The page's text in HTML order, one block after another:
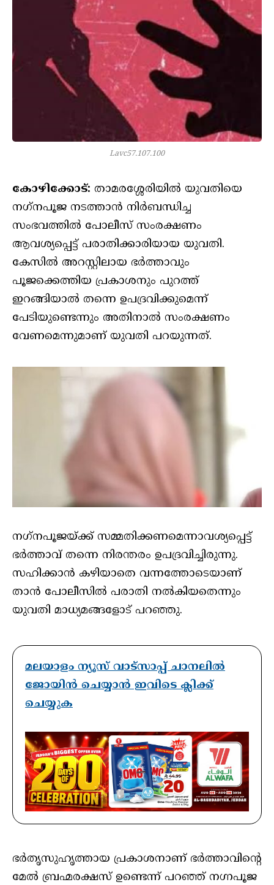
Lavc57.107.100
കോഴിക്കോട്: താമരശ്ശേരിയിൽ യുവതിയെ
നഗ്‌നപൂജ നടത്താൻ നിർബന്ധിച്ച
സംഭവത്തിൽ പോലീസ് സംരക്ഷണം
ആവശ്യപ്പെട്ട് പരാതിക്കാരിയായ യുവതി.
കേസിൽ അറസ്റ്റിലായ ഭർത്താവും
പൂജക്കെത്തിയ പ്രകാശനും പുറത്ത്
ഇറങ്ങിയാൽ തന്നെ ഉപദ്രവിക്കുമെന്ന്
പേടിയുണ്ടെന്നും അതിനാൽ സംരക്ഷണം
വേണമെന്നുമാണ് യുവതി പറയുന്നത്.
നഗ്‌നപൂജയ്ക്ക് സമ്മതിക്കണമെന്നാവശ്യപ്പെട്ട്
ഭർത്താവ് തന്നെ നിരന്തരം ഉപദ്രവിച്ചിരുന്നു.
സഹിക്കാൻ കഴിയാതെ വന്നത്തോടെയാണ്
താൻ പോലീസിൽ പരാതി നൽകിയതെന്നും
യുവതി മാധ്യമങ്ങളോട് പറഞ്ഞു.
മലയാളം ന്യൂസ് വാട്സാപ്പ് ചാനലിൽ
ജോയിൻ ചെയ്യാൻ ഇവിടെ ക്ലിക്ക്
ചെയ്യുക
ഭർതൃസുഹൃത്തായ പ്രകാശനാണ് ഭർത്താവിന്റെ
മേൽ ബ്രഹ്മരക്ഷസ് ഉണ്ടെന്ന് പറഞ്ഞ് നഗ്നപൂജ